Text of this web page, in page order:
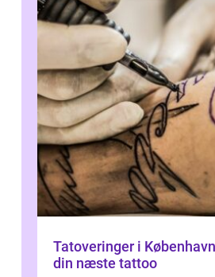
Tatoveringer i
din næste tattoo